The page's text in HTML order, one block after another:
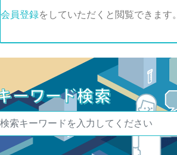
会員登録をしていただくと閲覧できます。